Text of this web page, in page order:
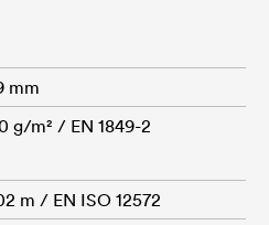
mm
g/m² / EN 1849-2
m / EN ISO 12572